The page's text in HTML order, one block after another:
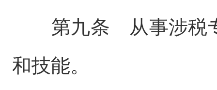
第九条 从事涉税专
和技能。